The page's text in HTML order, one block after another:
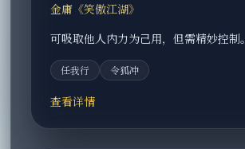
金庸《笑傲江湖》
可吸取他人内力为己用，但需精妙控制。
任我行 令狐冲
查看详情